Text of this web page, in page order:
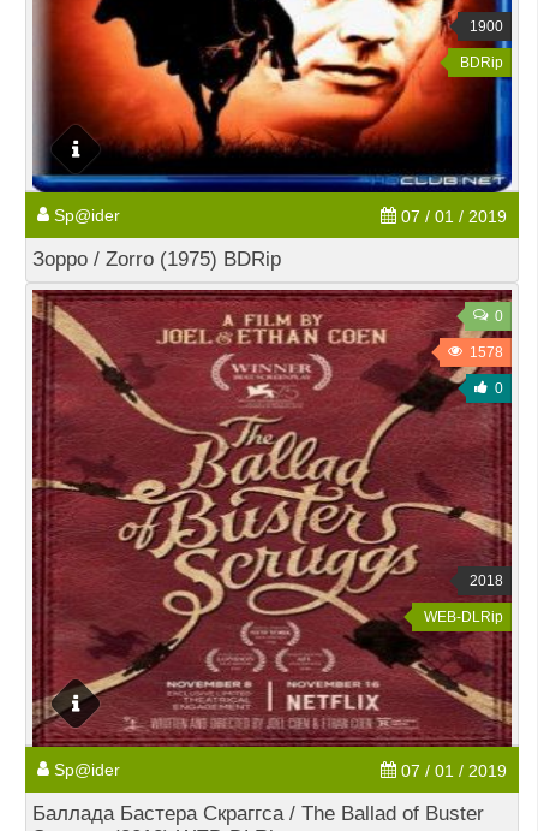
1900
BDRip
Sp@ider 07 / 01 / 2019
Зорро / Zorro (1975) BDRip
0
1578
0
2018
WEB-DLRip
Sp@ider 07 / 01 / 2019
Баллада Бастера Скраггса / The Ballad of Buster